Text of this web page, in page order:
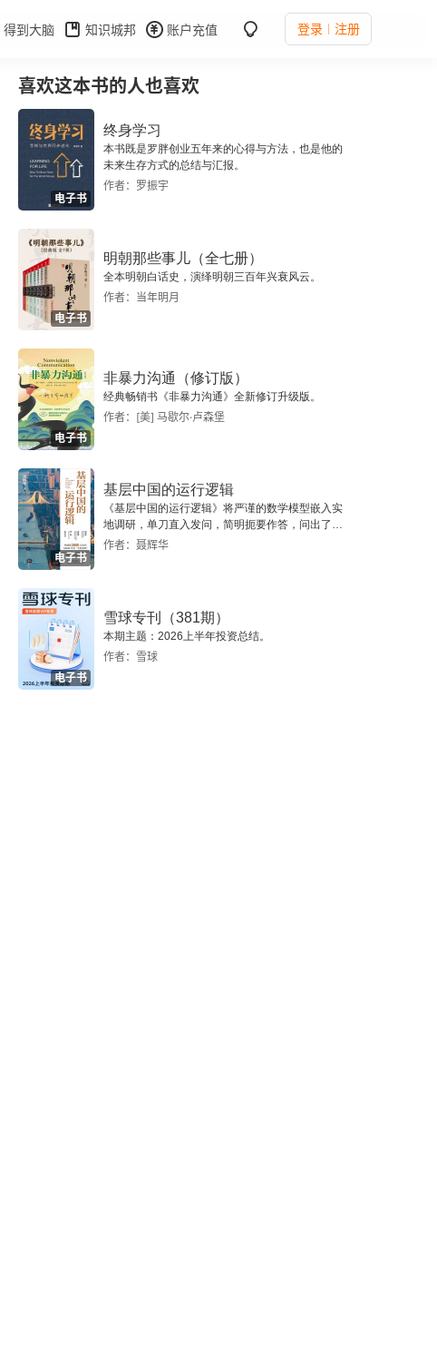
得到大脑 知识城邦 账户充值 登录 注册
喜欢这本书的人也喜欢
电子书
终身学习
本书既是罗胖创业五年来的心得与方法，也是他的
未来生存方式的总结与汇报。
作者：罗振宇
电子书
明朝那些事儿（全七册）
全本明朝白话史，演绎明朝三百年兴衰风云。
作者：当年明月
电子书
非暴力沟通（修订版）
经典畅销书《非暴力沟通》全新修订升级版。
作者：[美] 马歇尔·卢森堡
电子书
基层中国的运行逻辑
《基层中国的运行逻辑》将严谨的数学模型嵌入实
地调研，单刀直入发问，简明扼要作答，问出了一
个真实切近的基层中国。
作者：聂辉华
电子书
雪球专刊（381期）
本期主题：2026上半年投资总结。
作者：雪球